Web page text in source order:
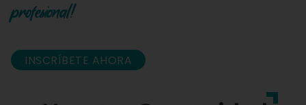
profesional!
INSCRÍBETE AHORA